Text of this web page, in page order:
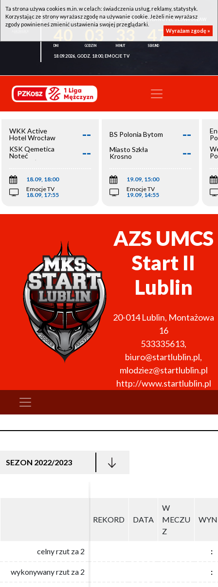
WKK ACTIVE HOTEL WROCŁAW - KSK QEMETICA NOTEĆ INOWROCŁAW
47
18.09.2026, GODZ. 18:00, EMOCJE TV
WKK Active
Hotel Wrocław
--
KSK Qemetica
Noteć
Inowrocław
--
18.09, 18:00
Emocje TV
18.09, 17:55
BS Polonia Bytom --
Miasto Szkła
Krosno
--
19.09, 15:00
Emocje TV
19.09, 14:55
AZS UMCS
Start II
Lublin
20-014 Lublin, Montażowa
16
533335613,
biuro@startlublin.pl,
mlodziez@startlublin.pl
http://www.startlublin.pl
SEZON 2022/2023
REKORD DATA
W
MECZU
Z
celny rzut za 2 :
wykonywany rzut za 2 :
REKORD DATA
W
MECZU
Z
celny rzut za 2 :
wykonywany rzut za 2 :
Ta strona używa cookies m.in. w celach: świadczenia usług, reklamy, statystyk.
Korzystając ze strony wyrażasz zgodę na używanie cookie. Jeżeli nie wyrażasz
zgody powinieneś zmienić ustawienia swojej przeglądarki.
Wyrażam zgodę »